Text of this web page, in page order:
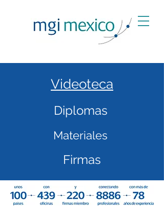
Videoteca
Diplomas
Materiales
Firmas